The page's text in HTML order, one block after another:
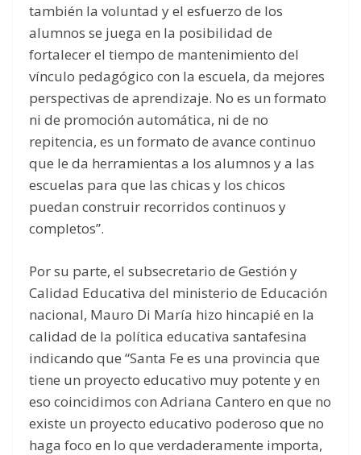
también la voluntad y el esfuerzo de los
alumnos se juega en la posibilidad de
fortalecer el tiempo de mantenimiento del
vínculo pedagógico con la escuela, da mejores
perspectivas de aprendizaje. No es un formato
ni de promoción automática, ni de no
repitencia, es un formato de avance continuo
que le da herramientas a los alumnos y a las
escuelas para que las chicas y los chicos
puedan construir recorridos continuos y
completos”.
Por su parte, el subsecretario de Gestión y
Calidad Educativa del ministerio de Educación
nacional, Mauro Di María hizo hincapié en la
calidad de la política educativa santafesina
indicando que “Santa Fe es una provincia que
tiene un proyecto educativo muy potente y en
eso coincidimos con Adriana Cantero en que no
existe un proyecto educativo poderoso que no
haga foco en lo que verdaderamente importa,